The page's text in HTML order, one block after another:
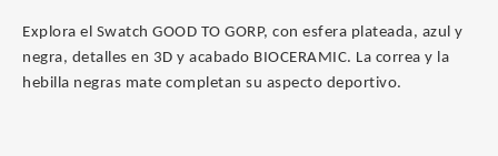
Explora el Swatch GOOD TO GORP, con esfera plateada, azul y
negra, detalles en 3D y acabado BIOCERAMIC. La correa y la
hebilla negras mate completan su aspecto deportivo.